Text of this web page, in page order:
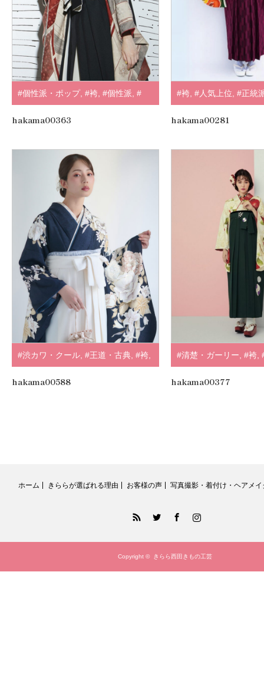
#個性派・ポップ, #袴 #個性派 #
赤・エンジ,#ブラウン・ベージュ
hakama00363
#袴 #人気上位 #正統
hakama00281
#渋カワ・クール, #王道・古典, #袴,
#紺・水色
hakama00588
#清楚・ガーリー, #袴,
紅一点
hakama00377
ホーム きららが選ばれる理由 お客様の声 写真撮影・着付け・ヘアメイ
FacebookInstagram
Copyright © きらら西田きもの工芸